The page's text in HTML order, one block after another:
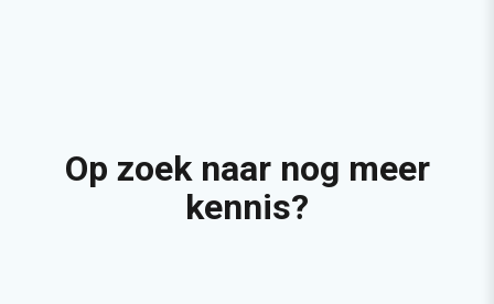
Op zoek naar nog meer
kennis?